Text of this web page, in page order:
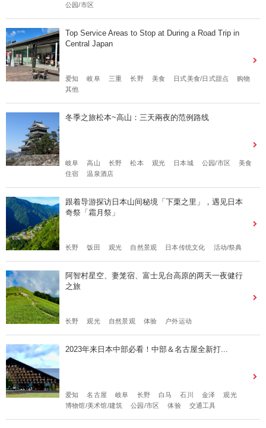
公园/市区
Top Service Areas to Stop at During a Road Trip in
Central Japan
爱知 岐阜 三重 长野 美食 日式美食/日式甜点
购物
其他
冬季之旅松本~高山：三天兩夜的范例路线
岐阜 高山 长野 松本 观光 日本城 公园/市区
美食
住宿
温泉酒店
跟着导游探访日本山间秘境「下栗之里」，遇见日本
奇祭「霜月祭」
长野 饭田 观光 自然景观 日本传统文化 活动/祭典
阿智村星空、妻笼宿、富士见台高原的两天一夜健行
之旅
长野 观光 自然景观 体验 户外运动
2023年来日本中部必看！中部＆名古屋全新打...
爱知 名古屋 岐阜 长野 白马 石川 金泽
观光
博物馆/美术馆/建筑
公园/市区 体验 交通工具